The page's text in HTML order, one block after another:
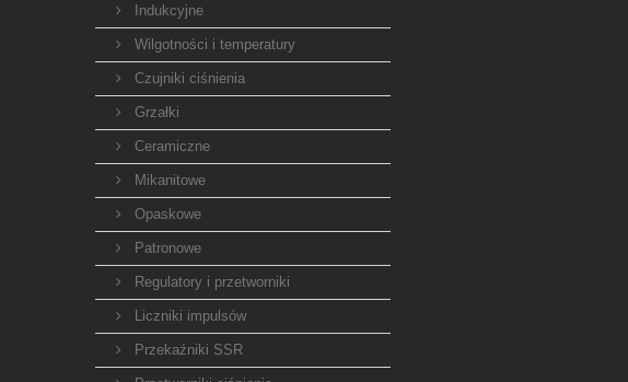
Indukcyjne
Wilgotności i temperatury
Czujniki ciśnienia
Grzałki
Ceramiczne
Mikanitowe
Opaskowe
Patronowe
Regulatory i przetworniki
Liczniki impulsów
Przekaźniki SSR